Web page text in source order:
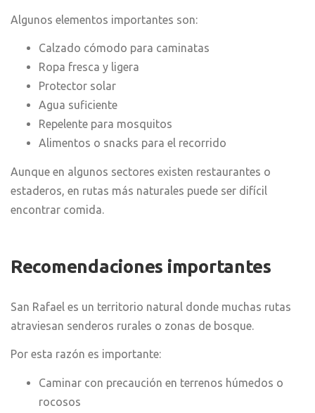
Algunos elementos importantes son:
Calzado cómodo para caminatas
Ropa fresca y ligera
Protector solar
Agua suficiente
Repelente para mosquitos
Alimentos o snacks para el recorrido
Aunque en algunos sectores existen restaurantes o
estaderos, en rutas más naturales puede ser difícil
encontrar comida.
Recomendaciones importantes
San Rafael es un territorio natural donde muchas rutas
atraviesan senderos rurales o zonas de bosque.
Por esta razón es importante:
Caminar con precaución en terrenos húmedos o
rocosos